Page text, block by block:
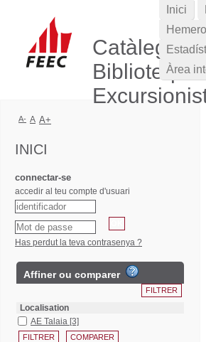
Catàleg
Inici
Àrea
A- A A+
INICI
connectar-se
accedir al teu compte d'usuari
Has perdut la teva contrasenya ?
Affiner ou comparer
Localisation
AE Talaia [3]